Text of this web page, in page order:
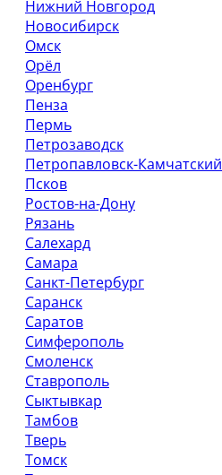
Нижний Новгород
Новосибирск
Омск
Орёл
Оренбург
Пенза
Пермь
Петрозаводск
Петропавловск-Камчатский
Псков
Ростов-на-Дону
Рязань
Салехард
Самара
Санкт-Петербург
Саранск
Саратов
Симферополь
Смоленск
Ставрополь
Сыктывкар
Тамбов
Тверь
Томск